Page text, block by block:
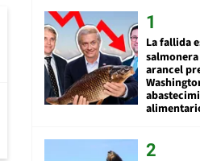
La fallida
arancel